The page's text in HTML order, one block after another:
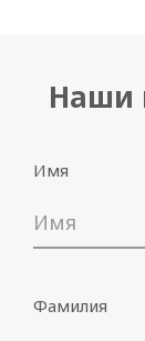
Наши
Имя
Фамилия